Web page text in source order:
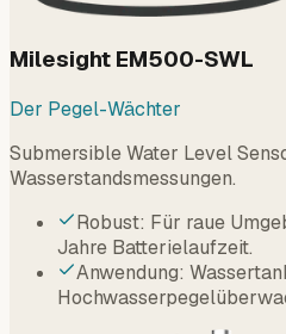
Milesight EM500-SWL
Der Pegel-Wächter
Submersible Water Level
Wasserstandsmessungen.
Robust: Für raue
Jahre Batterielaufzeit.
Anwendung: